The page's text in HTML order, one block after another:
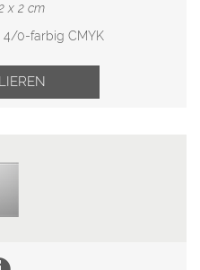
x 2 cm
4/0-farbig CMYK